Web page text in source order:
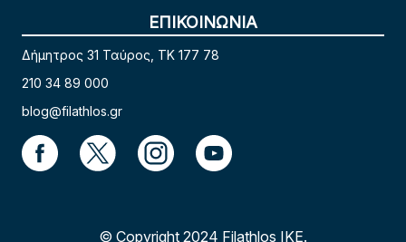
ΕΠΙΚΟΙΝΩΝΙΑ
Δήμητρος 31 Ταύρος, TK 177 78
210 34 89 000
blog@filathlos.gr
© Copyright 2024 Filathlos ΙΚΕ.